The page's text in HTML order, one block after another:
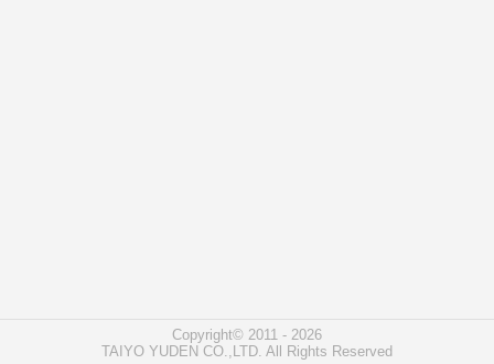
Copyright© 2011 - 2026
TAIYO YUDEN CO.,LTD. All Rights Reserved